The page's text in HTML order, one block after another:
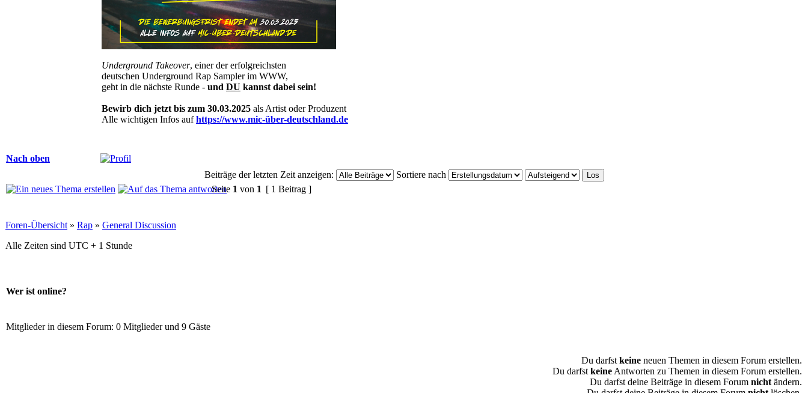
Underground Takeover, einer der erfolgreichsten
deutschen Underground Rap Sampler im WWW,
geht in die nächste Runde - und DU kannst dabei sein!
Bewirb dich jetzt bis zum 30.03.2025 als Artist oder Produzent
Alle wichtigen Infos aufhttps://www.mic-über-deutschland.de
Nach oben
Beiträge der letzten Zeit anzeigen:
Sortiere nach
Seite 1 von 1 [ 1 Beitrag ]
Foren-Übersicht » Rap » General Discussion
Alle Zeiten sind UTC + 1 Stunde
Wer ist online?
Mitglieder in diesem Forum: 0 Mitglieder und 9 Gäste
Du darfst keine neuen Themen in diesem Forum erstellen.
Du darfst keine Antworten zu Themen in diesem Forum erstellen.
Du darfst deine Beiträge in diesem Forum nicht ändern.